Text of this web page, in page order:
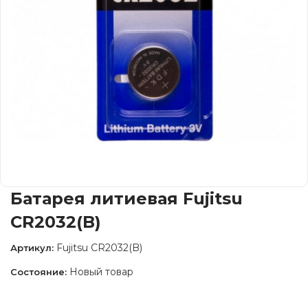
Батарея литиевая Fujitsu
CR2032(B)
Артикул: Fujitsu CR2032(B)
Состояние: Новый товар